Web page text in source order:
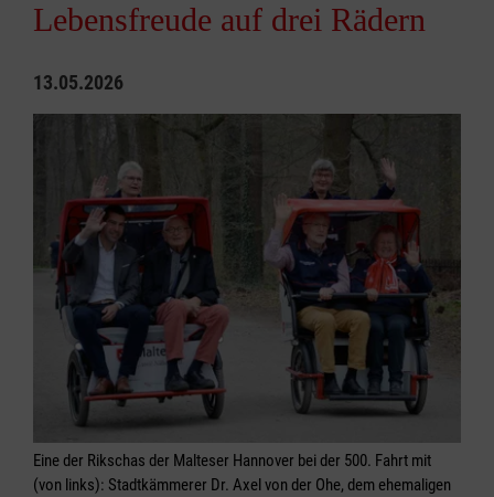
Lebensfreude auf drei Rädern
13.05.2026
Eine der Rikschas der Malteser Hannover bei der 500. Fahrt mit
(von links): Stadtkämmerer Dr. Axel von der Ohe, dem ehemaligen